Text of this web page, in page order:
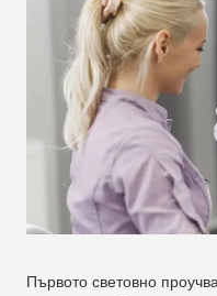
Първото световно